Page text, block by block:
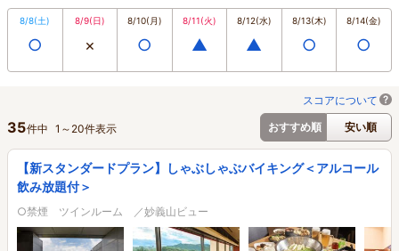
8/8(土)
○
8/9(日)
×
8/10(月)
○
8/11(火)
▲
8/12(水)
▲
8/13(木)
○
8/14(金)
○
スコアについて
おすすめ順
安い順
35件中 1 ～ 20件表示
【新スタンダードプラン】しゃぶしゃぶバイキング＜アルコール
飲み放題付＞
○禁煙 ツインルーム ／妙義山ビュー